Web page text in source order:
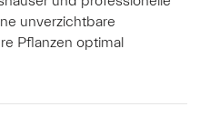
unverzichtbare
Pflanzen optimal